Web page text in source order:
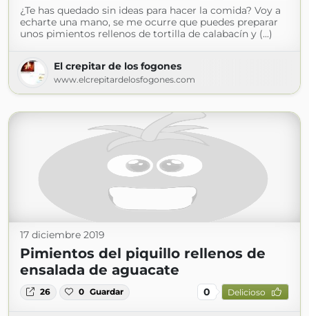
¿Te has quedado sin ideas para hacer la comida? Voy a
echarte una mano, se me ocurre que puedes preparar
unos pimientos rellenos de tortilla de calabacín y (...)
El crepitar de los fogones
www.elcrepitardelosfogones.com
17 diciembre 2019
Pimientos del piquillo rellenos de
ensalada de aguacate
26 0 Guardar 0 Delicioso